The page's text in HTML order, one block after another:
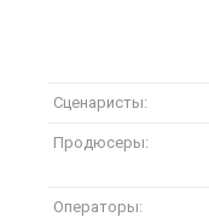
Сценаристы:
Продюсеры:
Операторы: